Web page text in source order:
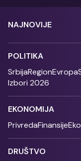
NAJNOVIJE
POLITIKA
SrbijaRegionEvropa
Izbori 2026
EKONOMIJA
PrivredaFinansije
DRUŠTVO